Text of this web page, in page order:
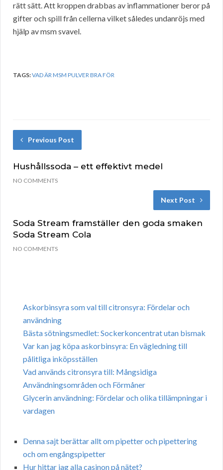
rätt sätt. Att kroppen drabbas av inflammationer beror på
gifter och spill från cellerna vilket således undanröjs med
hjälp av msm svavel.
TAGS:VAD ÄR MSM PULVER BRA FÖR
Previous Post
Hushållssoda – ett effektivt medel
NO COMMENTS
Next Post
Soda Stream framställer den goda smaken
Soda Stream Cola
NO COMMENTS
Askorbinsyra som val till citronsyra: Fördelar och
användning
Bästa sötningsmedlet: Sockerkoncentrat utan bismak
Var kan jag köpa askorbinsyra: En vägledning till
pålitliga inköpsställen
Vad används citronsyra till: Mångsidiga
Användningsområden och Förmåner
Glycerin användning: Fördelar och olika tillämpningar i
vardagen
Denna sajt berättar allt om pipetter och pipettering
och om engångspipetter
Hur hittar jag alla casinon på nätet?